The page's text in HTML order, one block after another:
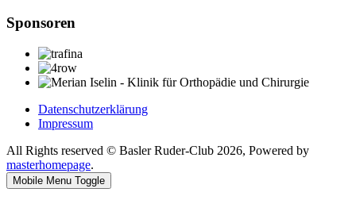
Sponsoren
Datenschutzerklärung
Impressum
All Rights reserved © Basler Ruder-Club 2026, Powered by
masterhomepage.
Mobile Menu Toggle